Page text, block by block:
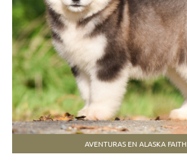
AVENTURAS EN ALASKA FAITH